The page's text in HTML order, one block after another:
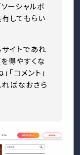
ーシャルボ
してもらい
イトであれ
得やすくな
「コメント」
ばなおさら